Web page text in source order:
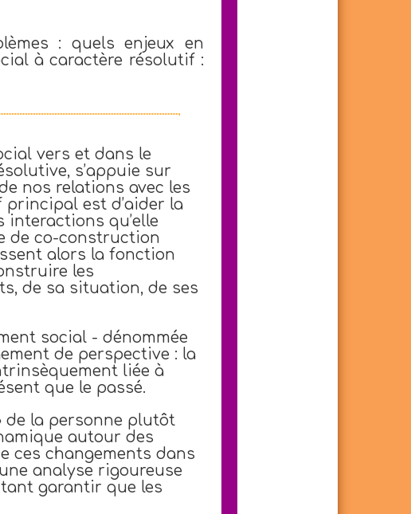
: quels enjeux en
à caractère résolutif :
vers et dans le
s’appuie sur
nos relations avec les
principal est d’aider la
interactions qu’elle
de co-construction
alors la fonction
les
de sa situation, de ses
social - dénommée
de perspective : la
liée à
que le passé.
de la personne plutôt
autour des
ces changements dans
analyse rigoureuse
garantir que les